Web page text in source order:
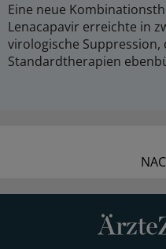
Eine neue
Lenacapavir erreichte in
virologische Suppression,
Standardtherapien